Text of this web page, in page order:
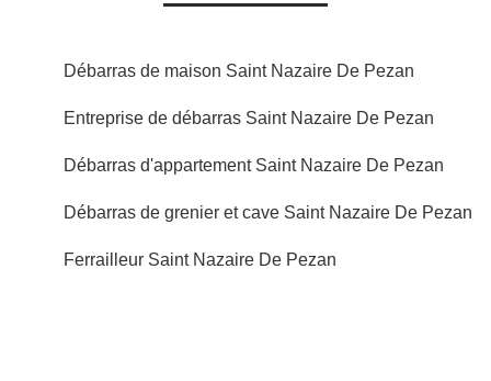
Débarras de maison Saint Nazaire De Pezan
Entreprise de débarras Saint Nazaire De Pezan
Débarras d'appartement Saint Nazaire De Pezan
Débarras de grenier et cave Saint Nazaire De Pezan
Ferrailleur Saint Nazaire De Pezan